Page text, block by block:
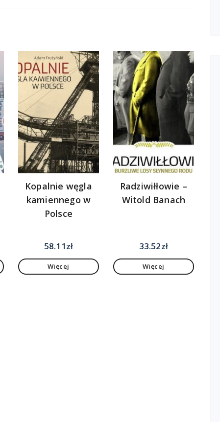
Kopalnie węgla
kamiennego w
Polsce
58.11zł
Więcej
Radziwiłłowie –
Witold Banach
33.52zł
Więcej